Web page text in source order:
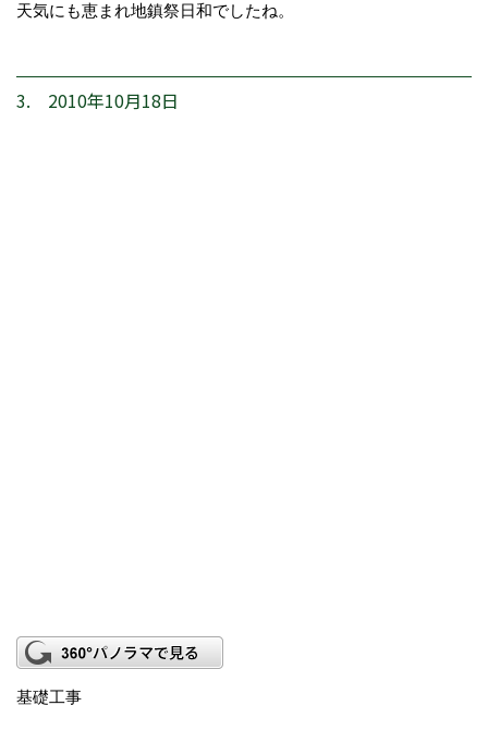
天気にも恵まれ地鎮祭日和でしたね。
3. 2010年10月18日
基礎工事